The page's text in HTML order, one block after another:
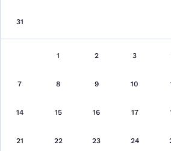
Municipiul București,
au fost găsite 12 unităţi
31
1 2 3
7 8 9 10
14 15 16 17
21 22 23 24